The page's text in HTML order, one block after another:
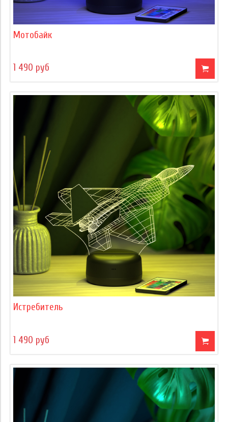
Мотобайк
1 490 руб
Истребитель
1 490 руб